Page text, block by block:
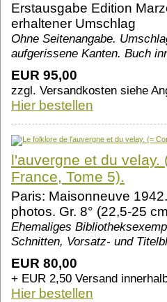
Erstausgabe Edition
erhaltener Umschlag
Ohne Seitenangabe.
aufgerissene Kanten. Buch
EUR 95,00
zzgl. Versandkosten siehe
Hier bestellen
l'auvergne et du
France, Tome 5).
Paris: Maisonneuve
photos. Gr. 8° (22,5-25
Ehemaliges
Schnitten, Vorsatz- und
EUR 80,00
+ EUR 2,50 Versand
Hier bestellen